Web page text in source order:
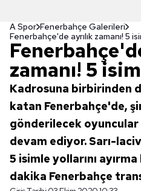
A Spor Fenerbahçe Galerileri
Fenerbahçe'de ayrılık zamanı! 5
zamanı! 5
Kadrosuna birbirinden
katan Fenerbahçe'de,
gönderilecek oyuncular
devam ediyor. Sarı-
5 isimle yollarını ayırma
dakika Fenerbahçe